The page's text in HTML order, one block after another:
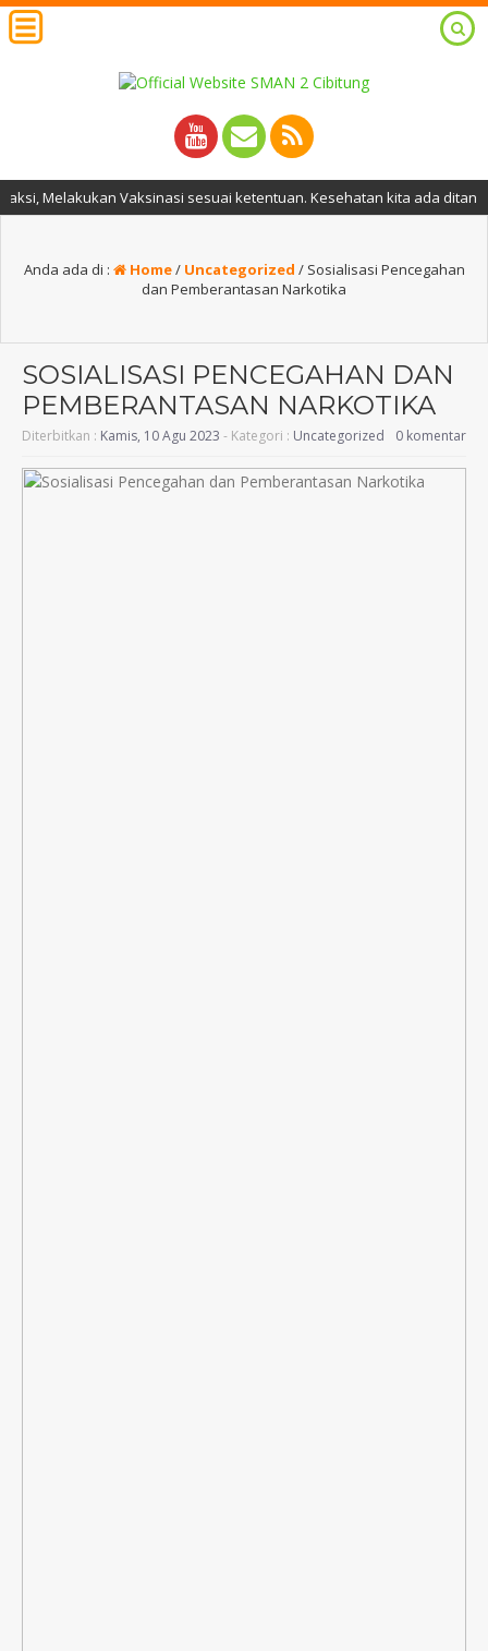
Vaksinasi sesuai ketentuan. Kesehatan kita ada ditangan kita.
Anda ada di : Home/ Uncategorized / Sosialisasi Pencegahan
dan Pemberantasan Narkotika
SOSIALISASI PENCEGAHAN DAN
PEMBERANTASAN NARKOTIKA
Diterbitkan : Kamis, 10 Agu 2023 - Kategori : Uncategorized 0 komentar